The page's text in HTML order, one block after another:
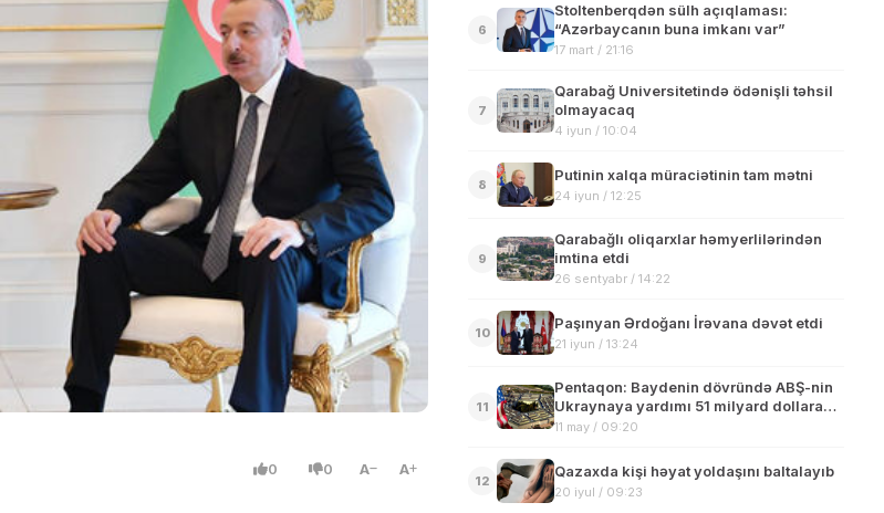
0 0 A A
6
Stoltenberqdən sülh açıqlaması:
“Azərbaycanın buna imkanı var”
17 mart / 21:16
7
Qarabağ Universitetində ödənişli təhsil
olmayacaq
4 iyun / 10:04
8
Putinin xalqa müraciətinin tam mətni
24 iyun / 12:25
9
Qarabağlı oliqarxlar həmyerlilərindən
imtina etdi
26 sentyabr / 14:22
10
Paşınyan Ərdoğanı İrəvana dəvət etdi
21 iyun / 13:24
11
Pentaqon: Baydenin dövründə ABŞ-nin
Ukraynaya yardımı 51 milyard dollara
çatıb
11 may / 09:20
12
Qazaxda kişi həyat yoldaşını baltalayıb
20 iyul / 09:23